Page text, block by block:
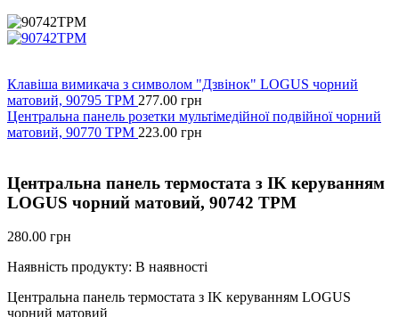
Клавіша вимикача з символом "Дзвінок" LOGUS чорний
матовий, 90795 TPM 277.00 грн
Центральна панель розетки мультімедійної подвійної чорний
матовий, 90770 TPM 223.00 грн
Центральна панель термостата з IK керуванням
LOGUS чорний матовий, 90742 TPM
280.00 грн
Наявність продукту: В наявності
Центральна панель термостата з IK керуванням LOGUS
чорний матовий